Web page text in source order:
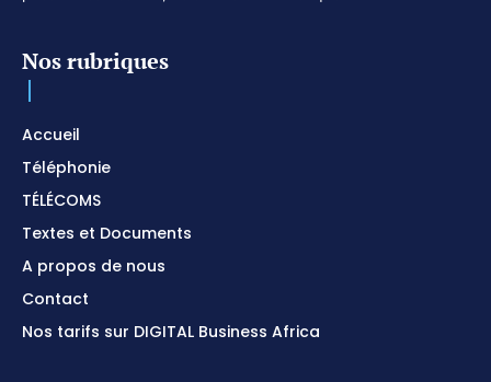
Nos rubriques
Accueil
Téléphonie
TÉLÉCOMS
Textes et Documents
A propos de nous
Contact
Nos tarifs sur DIGITAL Business Africa